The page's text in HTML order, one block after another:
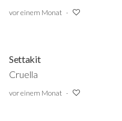
vor einem Monat
Settakit
Cruella
vor einem Monat